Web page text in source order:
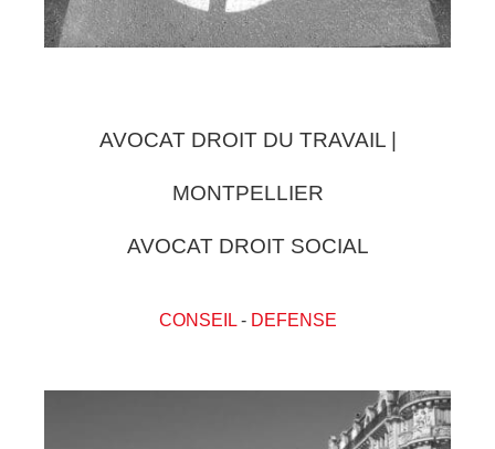
AVOCAT DROIT DU TRAVAIL |
MONTPELLIER
AVOCAT DROIT SOCIAL
CONSEIL- DEFENSE